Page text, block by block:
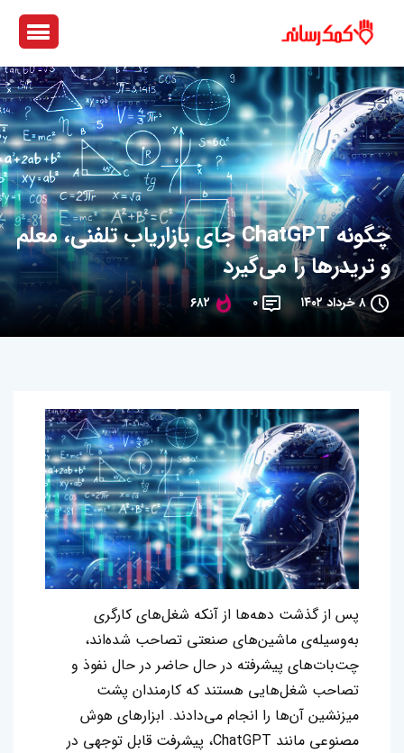
چگونه ChatGPT جای بازاریاب تلفنی، معلم
و تریدرها را می‌گیرد
۸ خرداد ۱۴۰۲ ۰ ۶۸۲
پس از گذشت دهه‌ها از آنکه شغل‌های کارگری
به‌وسیله‌ی ماشین‌های صنعتی تصاحب شده‌اند،
چت‌بات‌های پیشرفته در حال حاضر در حال نفوذ و
تصاحب شغل‌هایی هستند که کارمندان پشت
میزنشین آن‌ها را انجام می‌دادند. ابزارهای هوش
مصنوعی مانند ChatGPT، پیشرفت قابل توجهی در